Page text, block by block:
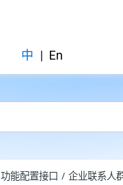
中 | En
功能配置接口
企业联系人